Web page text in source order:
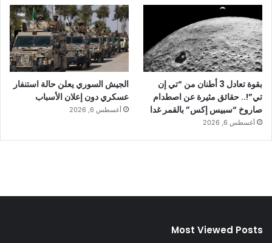
بقوة تعادل 3 أطنان من “تي إن
تي”!.. حقائق مثيرة عن اصطدام
صاروخ “سبيس إكس” بالقمر غدا
أغسطس 6, 2026
الجيش السوري يعلن حالة استنفار
عسكري دون إعلان الأسباب
أغسطس 6, 2026
Most Viewed Posts